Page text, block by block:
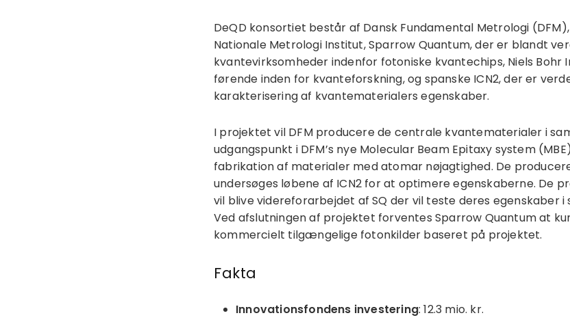
DeQD konsortiet består af Dansk Fundamental Metrologi
Nationale Metrologi Institut, Sparrow Quantum, der er blandt
kvantevirksomheder indenfor fotoniske kvantechips, Niels Bohr
førende inden for kvanteforskning, og spanske ICN2, der er
karakterisering af kvantematerialers egenskaber.
I projektet vil DFM producere de centrale kvantematerialer i
udgangspunkt i DFM’s nye Molecular Beam Epitaxy system
fabrikation af materialer med atomar nøjagtighed. De
undersøges løbene af ICN2 for at optimere egenskaberne. De
vil blive videreforarbejdet af SQ der vil teste deres egenskaber i
Ved afslutningen af ​​projektet forventes Sparrow Quantum at
kommercielt tilgængelige fotonkilder baseret på projektet.
Fakta
Innovationsfondens investering: 12.3 mio. kr.